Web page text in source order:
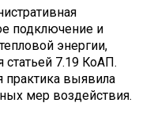
подключение и
энергии,
статьей 7.19 КоАП.
практика выявила
мер воздействия.